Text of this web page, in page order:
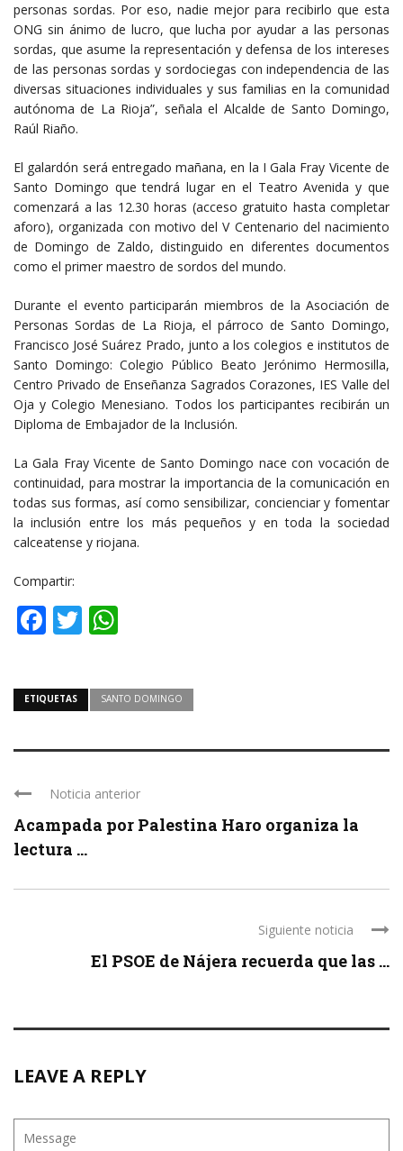
personas sordas. Por eso, nadie mejor para recibirlo que esta
ONG sin ánimo de lucro, que lucha por ayudar a las personas
sordas, que asume la representación y defensa de los intereses
de las personas sordas y sordociegas con independencia de las
diversas situaciones individuales y sus familias en la comunidad
autónoma de La Rioja”, señala el Alcalde de Santo Domingo,
Raúl Riaño.
El galardón será entregado mañana, en la I Gala Fray Vicente de
Santo Domingo que tendrá lugar en el Teatro Avenida y que
comenzará a las 12.30 horas (acceso gratuito hasta completar
aforo), organizada con motivo del V Centenario del nacimiento
de Domingo de Zaldo, distinguido en diferentes documentos
como el primer maestro de sordos del mundo.
Durante el evento participarán miembros de la Asociación de
Personas Sordas de La Rioja, el párroco de Santo Domingo,
Francisco José Suárez Prado, junto a los colegios e institutos de
Santo Domingo: Colegio Público Beato Jerónimo Hermosilla,
Centro Privado de Enseñanza Sagrados Corazones, IES Valle del
Oja y Colegio Menesiano. Todos los participantes recibirán un
Diploma de Embajador de la Inclusión.
La Gala Fray Vicente de Santo Domingo nace con vocación de
continuidad, para mostrar la importancia de la comunicación en
todas sus formas, así como sensibilizar, concienciar y fomentar
la inclusión entre los más pequeños y en toda la sociedad
calceatense y riojana.
Compartir:
Facebook
Twitter
ETIQUETAS SANTO DOMINGO
Noticia anterior
Acampada por Palestina Haro organiza la
lectura ...
Siguiente noticia
El PSOE de Nájera recuerda que las ...
LEAVE A REPLY